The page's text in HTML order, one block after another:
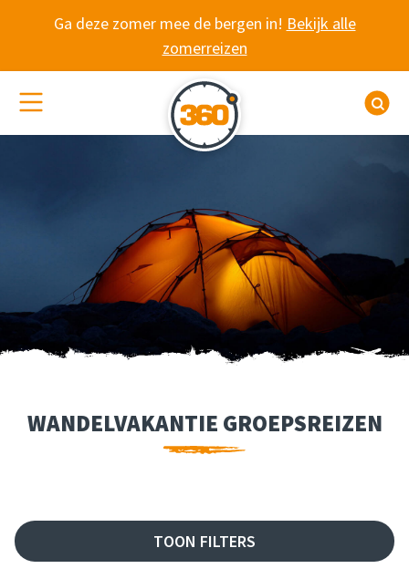
Ga deze zomer mee de bergen in! Bekijk alle
zomerreizen
(De)activeer site navigatie
WANDELVAKANTIE
WANDELVAKANTIE GROEPSREIZEN
TOON FILTERS